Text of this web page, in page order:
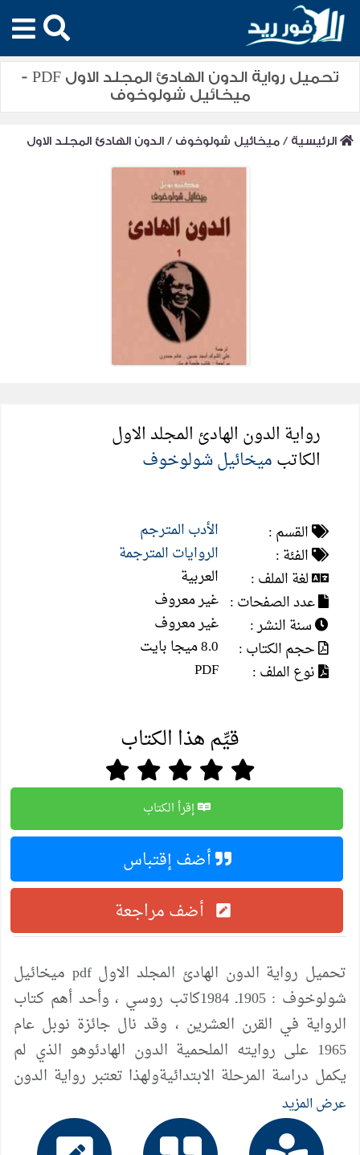
تحميل رواية الدون الهادئ المجلد الاول PDF -
ميخائيل شولوخوف
الرئيسية /ميخائيل شولوخوف /الدون الهادئ المجلد الاول
رواية الدون الهادئ المجلد الاول
الكاتبميخائيل شولوخوف
القسم :
الأدب المترجم
الفئة :
الروايات المترجمة
لغة الملف :
العربية
عدد الصفحات : غير معروف
سنة النشر :
غير معروف
حجم الكتاب :
8.0 ميجا بايت
نوع الملف :
PDF
قيِّم هذا الكتاب
إقرأ الكتاب
أضف إقتباس
أضف مراجعة
تحميل رواية الدون الهادئ المجلد الاول pdf ميخائيل
شولوخوف : 1905ـ 1984كاتب روسي ، وأحد أهم كتاب
الرواية في القرن العشرين ، وقد نال جائزة نوبل عام
1965 على روايته الملحمية الدون الهادئوهو الذي لم
يكمل دراسة المرحلة الابتدائيةولهذا تعتبر رواية الدون
الهادئ رائعة من روائع الأدب العالمي، حيث تمتزج
أحداثها التي تجعل من طياتها أخبار نضال وثورة ومعارك
عرض المزيد